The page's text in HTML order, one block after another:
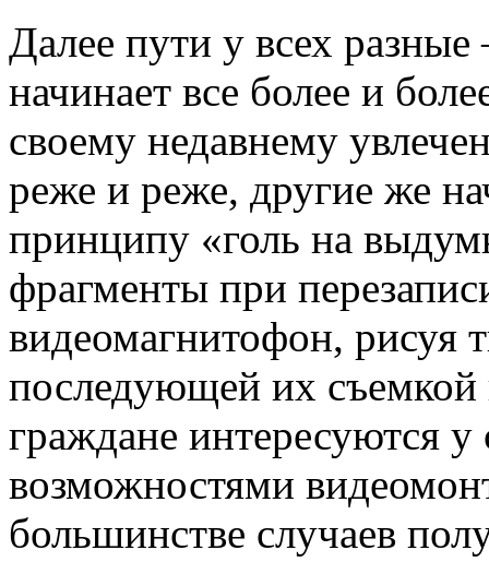
Далее пути у всех
начинает все более и
своему недавнему
реже и реже, другие же
принципу «голь на
фрагменты при
видеомагнитофон, рисуя
последующей их съемкой
граждане интересуются
возможностями
большинстве случаев